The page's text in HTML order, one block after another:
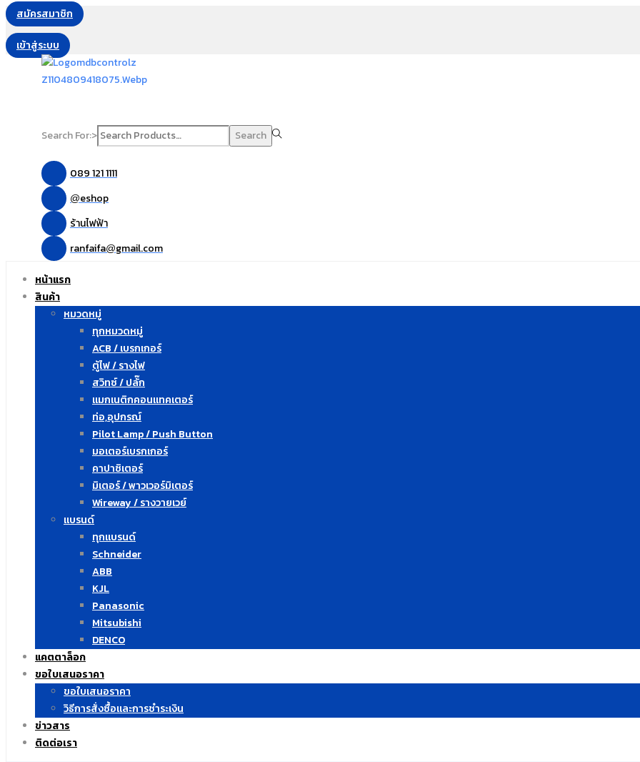
สมัครสมาชิก
เข้าสู่ระบบ
Search For:> Search
089 121 1111
@eshop
ร้านไฟฟ้า
ranfaifa@gmail.com
หน้าแรก
สินค้า
หมวดหมู่
ทุกหมวดหมู่
ACB / เบรกเกอร์
ตู้ไฟ / รางไฟ
สวิทซ์ / ปลั๊ก
แมกเนติกคอนแทคเตอร์
ท่อ,อุปกรณ์
Pilot Lamp / Push Button
มอเตอร์เบรกเกอร์
คาปาซิเตอร์
มิเตอร์ / พาวเวอร์มิเตอร์
Wireway / รางวายเวย์
แบรนด์
ทุกแบรนด์
Schneider
ABB
KJL
Panasonic
Mitsubishi
DENCO
แคตตาล็อก
ขอใบเสนอราคา
ขอใบเสนอราคา
วิธีการสั่งซื้อและการชำระเงิน
ข่าวสาร
ติดต่อเรา